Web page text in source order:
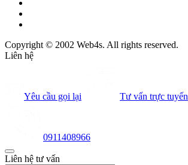
Copyright © 2002 Web4s. All rights reserved.
Liên hệ
Yêu cầu gọi lại Tư vấn trực tuyến
0911408966
Liên hệ tư vấn